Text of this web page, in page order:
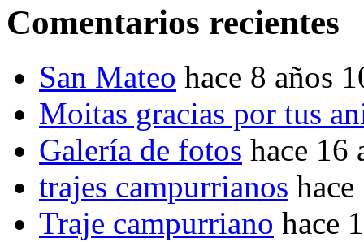
Comentarios recientes
San Mateo hace 8 años
Moitas gracias por tus
Galería de fotos hace 16
trajes campurrianos
Traje campurriano hace